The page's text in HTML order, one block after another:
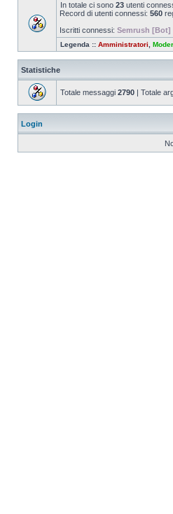
In totale ci sono 23 utenti
Record di utenti connessi: 560
Iscritti connessi: Semrush [Bot]
Legenda :: Amministratori
Statistiche
Totale messaggi 2790 | Totale
Login